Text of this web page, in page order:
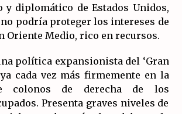
y diplomático de Estados Unidos,
podría proteger los intereses de
Oriente Medio, rico en recursos.
política expansionista del ‘Gran
cada vez más firmemente en la
colonos de derecha de los
Presenta graves niveles de